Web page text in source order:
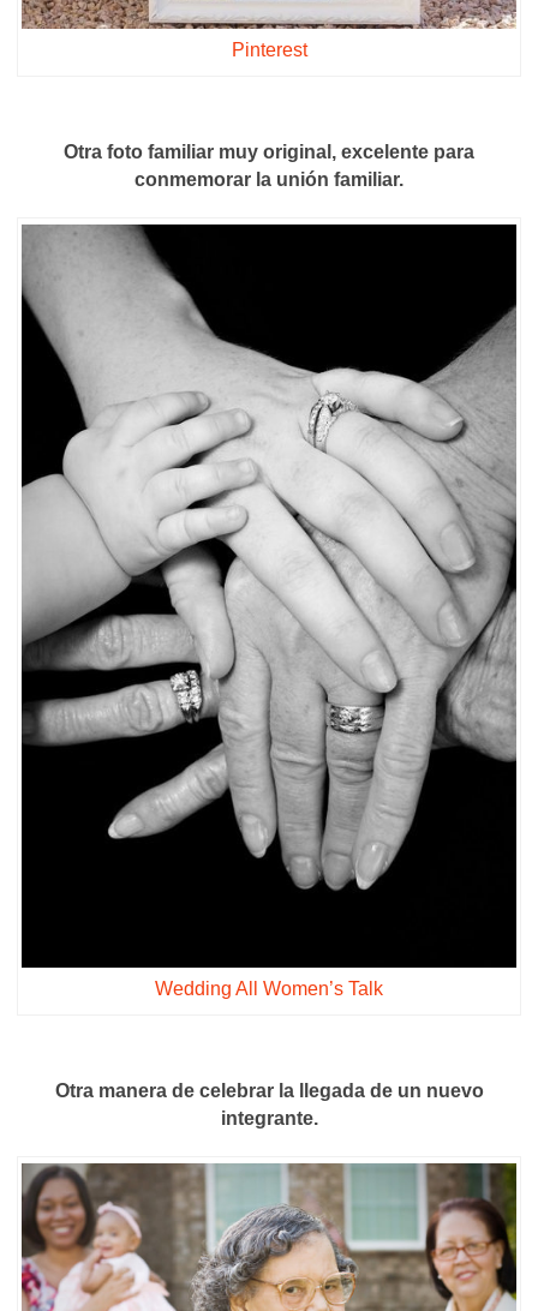
Pinterest
Otra foto familiar muy original, excelente para
conmemorar la unión familiar.
Wedding All Women’s Talk
Otra manera de celebrar la llegada de un nuevo
integrante.